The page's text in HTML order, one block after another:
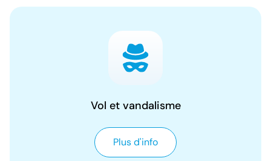
Vol et vandalisme
Plus d'info